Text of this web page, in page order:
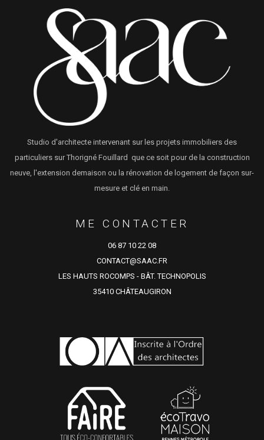
Studio d'architecte intervenant sur les projets immobiliers des
particuliers sur Thorigné Fouillard que ce soit pour de la construction
neuve, l'extension demaison ou la rénovation de logement de façon sur-
mesure et clé en main.
ME CONTACTER
06 87 10 22 08
CONTACT@SAAC.FR
LES HAUTS ROCOMPS - BÂT. TECHNOPOLIS
35410 CHÂTEAUGIRON